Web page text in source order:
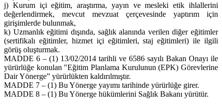
j) Kurum içi eğitim, araştırma, yayın ve mesleki etik ihlallerini
değerlendirmek, mevcut mevzuat çerçevesinde yaptırım için
girişimlerde bulunmak,
k) Uzmanlık eğitimi dışında, sağlık alanında verilen diğer eğitimler
(sertifikalı eğitimler, hizmet içi eğitimleri, staj eğitimleri) ile ilgili
görüş oluşturmak.
MADDE 6 – (1) 13/02/2014 tarihli ve 6586 sayılı Bakan Onayı ile
yürürlüğe konulan "Eğitim Planlama Kurulunun (EPK) Görevlerine
Dair Yönerge” yürürlükten kaldırılmıştır.
MADDE 7 – (1) Bu Yönerge yayımı tarihinde yürürlüğe girer.
MADDE 8 – (1) Bu Yönerge hükümlerini Sağlık Bakanı yürütür.